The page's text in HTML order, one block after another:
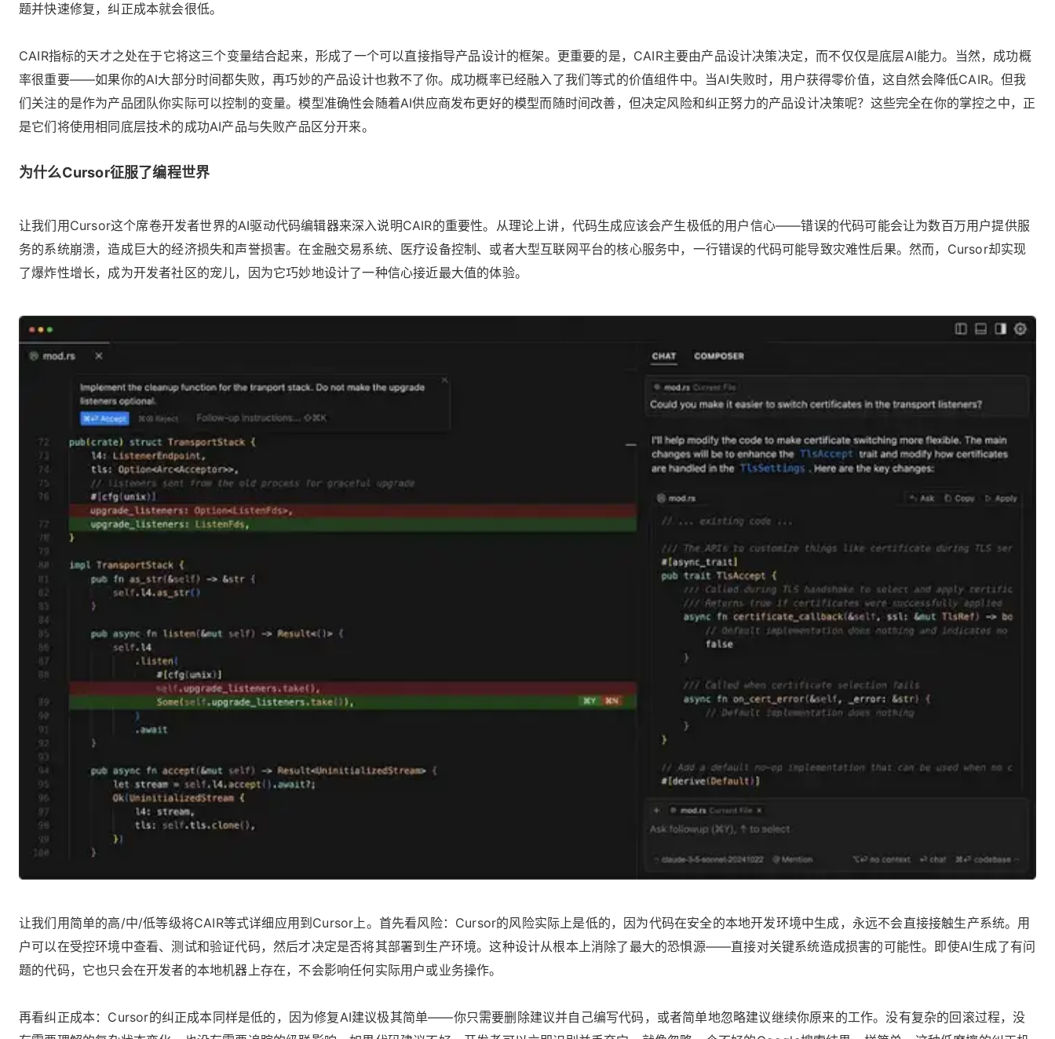
题并快速修复，纠正成本就会很低。
CAIR指标的天才之处在于它将这三个变量结合起来，形成了一个可以直接指导产品设计的框架。更重要的是，CAIR主要由产品设计决策决定，而不仅仅是底层AI能力。当然，成功概
率很重要——如果你的AI大部分时间都失败，再巧妙的产品设计也救不了你。成功概率已经融入了我们等式的价值组件中。当AI失败时，用户获得零价值，这自然会降低CAIR。但我
们关注的是作为产品团队你实际可以控制的变量。模型准确性会随着AI供应商发布更好的模型而随时间改善，但决定风险和纠正努力的产品设计决策呢？这些完全在你的掌控之中，正
是它们将使用相同底层技术的成功AI产品与失败产品区分开来。
为什么Cursor征服了编程世界
让我们用Cursor这个席卷开发者世界的AI驱动代码编辑器来深入说明CAIR的重要性。从理论上讲，代码生成应该会产生极低的用户信心——错误的代码可能会让为数百万用户提供服
务的系统崩溃，造成巨大的经济损失和声誉损害。在金融交易系统、医疗设备控制、或者大型互联网平台的核心服务中，一行错误的代码可能导致灾难性后果。然而，Cursor却实现
了爆炸性增长，成为开发者社区的宠儿，因为它巧妙地设计了一种信心接近最大值的体验。
让我们用简单的高/中/低等级将CAIR等式详细应用到Cursor上。首先看风险：Cursor的风险实际上是低的，因为代码在安全的本地开发环境中生成，永远不会直接接触生产系统。用
户可以在受控环境中查看、测试和验证代码，然后才决定是否将其部署到生产环境。这种设计从根本上消除了最大的恐惧源——直接对关键系统造成损害的可能性。即使AI生成了有问
题的代码，它也只会在开发者的本地机器上存在，不会影响任何实际用户或业务操作。
再看纠正成本：Cursor的纠正成本同样是低的，因为修复AI建议极其简单——你只需要删除建议并自己编写代码，或者简单地忽略建议继续你原来的工作。没有复杂的回滚过程，没